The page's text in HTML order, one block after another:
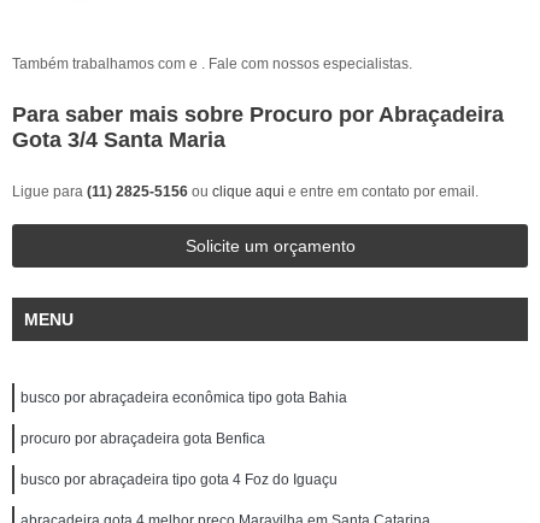
Também trabalhamos com e . Fale com nossos especialistas.
Para saber mais sobre Procuro por Abraçadeira
Gota 3/4 Santa Maria
Ligue para (11) 2825-5156 ou clique aqui e entre em contato por email.
Solicite um orçamento
MENU
busco por abraçadeira econômica tipo gota Bahia
procuro por abraçadeira gota Benfica
busco por abraçadeira tipo gota 4 Foz do Iguaçu